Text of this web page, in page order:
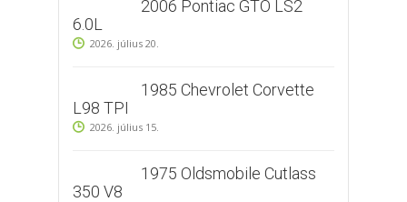
2006 Pontiac GTO LS2
6.0L
2026. július 20.
1985 Chevrolet Corvette
L98 TPI
2026. július 15.
1975 Oldsmobile Cutlass
350 V8